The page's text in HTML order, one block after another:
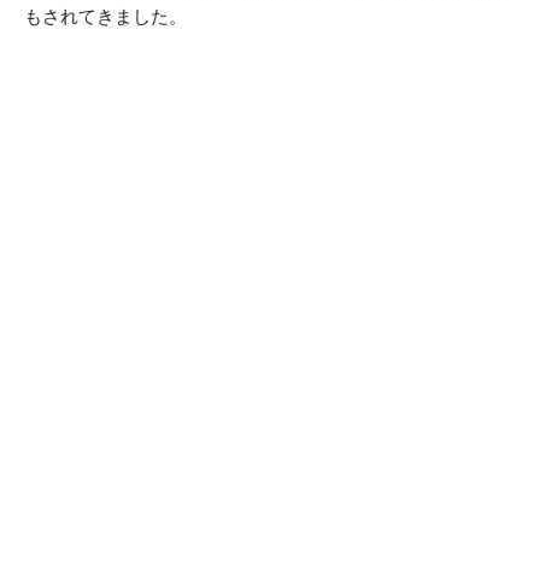
もされてきました。